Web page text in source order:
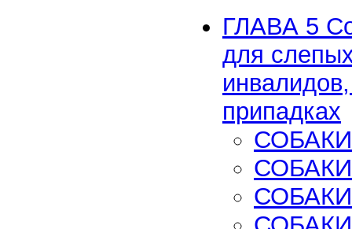
ГЛАВА 5
для
припадках